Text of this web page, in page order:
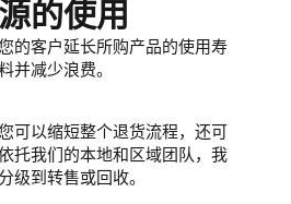
的使用
的客户延长所购产品的使用寿
并减少浪费。
可以缩短整个退货流程，还可
托我们的本地和区域团队，我
到转售或回收。